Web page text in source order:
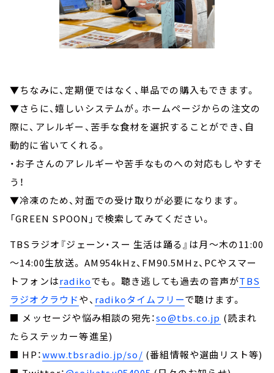
▼ちなみに、定期便ではなく、単品での購入もできます。
▼さらに、嬉しいシステムが。ホームページからの注文の
際に、アレルギー、苦手な食材を選択することができ、自
動的に省いてくれる。
・お子さんのアレルギーや苦手なものへの対応もしやすそ
う！
▼冷凍のため、対面での受け取りが必要になります。
「GREEN SPOON」で検索してみてください。
TBSラジオ『ジェーン・スー 生活は踊る』は月～木の11:00
～14:00生放送。 AM954kHz、FM90.5MHz、PCやスマー
トフォンはradikoでも。 聴き逃しても過去の音声がTBS
ラジオクラウドや、 radikoタイムフリーで聴けます。
■ メッセージや悩み相談の宛先：so@tbs.co.jp (読まれ
たらステッカー等進呈)
■ HP：www.tbsradio.jp/so/ (番組情報や選曲リスト等)